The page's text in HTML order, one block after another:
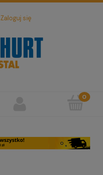
Zaloguj się